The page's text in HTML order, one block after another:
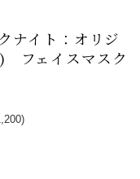
ナイト：オリジ
フェイスマスク